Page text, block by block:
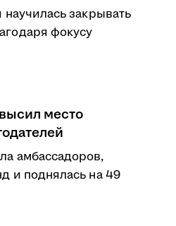
закрывать
фокусу
место
амбассадоров,
и поднялась на 49